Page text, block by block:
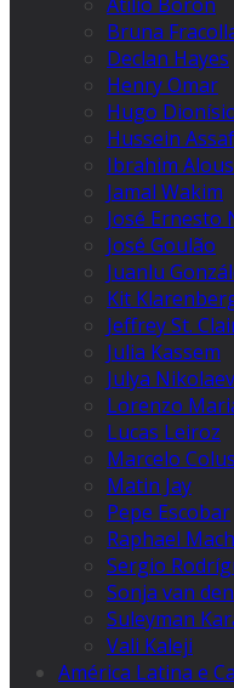
Atilio Borón
Bruna
Declan Hayes
Henry Omar
Hugo
Hussein Assaf
Ibrahim
Jamal Wakim
José Ernesto
José Goulão
Juanlu
Kit
Jeffrey St.
Julia Kassem
Julya
Lorenzo
Lucas Leiroz
Marcelo
Matin Jay
Pepe Escobar
Raphael
Sergio
Sonja van
Suleyman
Vali Kaleji
América Latina e